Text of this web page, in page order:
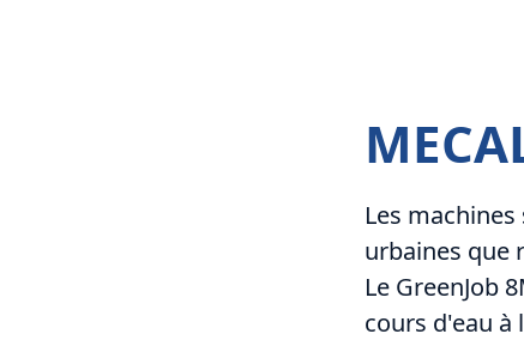
Les
urbaines que
Le GreenJob
cours d'eau à